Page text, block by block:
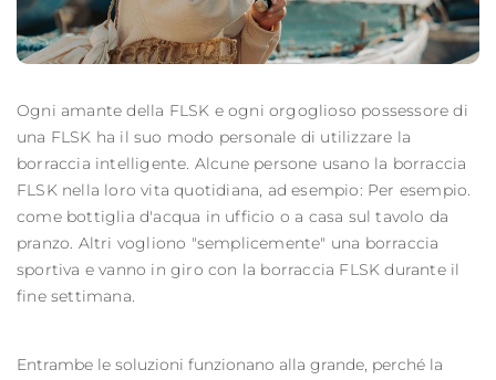
Ogni amante della FLSK e ​​ogni orgoglioso possessore di
una FLSK ha il suo modo personale di utilizzare la
borraccia intelligente. Alcune persone usano la borraccia
FLSK nella loro vita quotidiana, ad esempio: Per esempio.
come bottiglia d'acqua in ufficio o a casa sul tavolo da
pranzo. Altri vogliono "semplicemente" una borraccia
sportiva e vanno in giro con la borraccia FLSK durante il
fine settimana.
Entrambe le soluzioni funzionano alla grande, perché la